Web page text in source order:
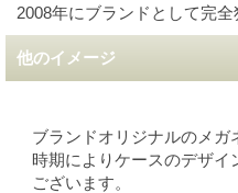
2008年にブランドとして完全
他のイメージ
ブランドオリジナルのメ
時期によりケースのデザイ
ございます。